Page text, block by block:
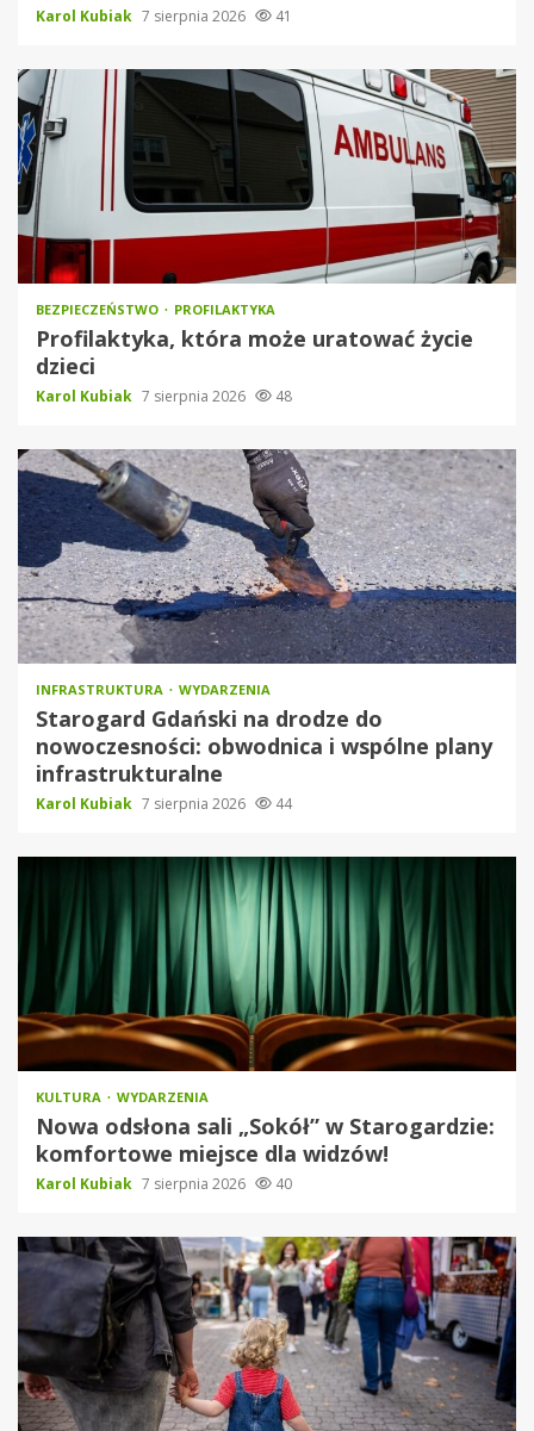
Karol Kubiak 7 sierpnia 2026 41
BEZPIECZEŃSTWO PROFILAKTYKA
Profilaktyka, która może uratować życie
dzieci
Karol Kubiak 7 sierpnia 2026 48
INFRASTRUKTURA WYDARZENIA
Starogard Gdański na drodze do
nowoczesności: obwodnica i wspólne plany
infrastrukturalne
Karol Kubiak 7 sierpnia 2026 44
KULTURA WYDARZENIA
Nowa odsłona sali „Sokół” w Starogardzie:
komfortowe miejsce dla widzów!
Karol Kubiak 7 sierpnia 2026 40